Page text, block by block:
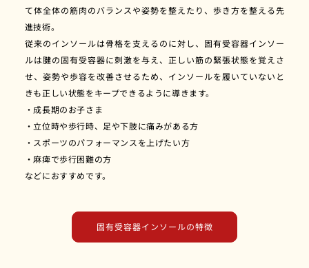
て体全体の筋肉のバランスや姿勢を整えたり、歩き方を整える先
進技術。
従来のインソールは骨格を支えるのに対し、固有受容器インソー
ルは腱の固有受容器に刺激を与え、正しい筋の緊張状態を覚えさ
せ、姿勢や歩容を改善させるため、インソールを履いていないと
きも正しい状態をキープできるように導きます。
・成長期のお子さま
・立位時や歩行時、足や下肢に痛みがある方
・スポーツのパフォーマンスを上げたい方
・麻痺で歩行困難の方
などにおすすめです。
固有受容器インソールの特徴